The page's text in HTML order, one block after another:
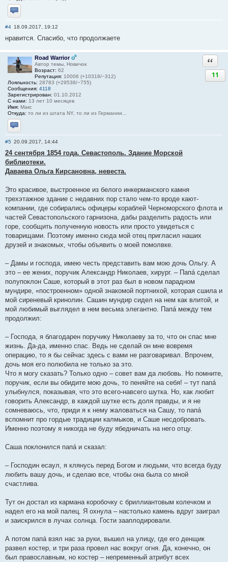
Отправить личное сообщение
#4 18.09.2017, 19:12
нравится. Спасибо, что продолжаете
Road Warrior
Автор темы, Новичок
Возраст: 62
Репутация: 10006 (+10318/−312)
Лояльность: 28783 (+29538/−755)
Сообщения: 4118
Зарегистрирован: 01.10.2012
С нами: 13 лет 10 месяцев
Имя: Макс
Откуда: то ли из штата NY, то ли из Германии...
Отправить личное сообщение
11
#5 20.09.2017, 14:44
24 сентября 1854 года. Севастополь. Здание Морской
библиотеки.
Даваева Ольга Кирсановна, невеста.
Это красивое, выстроенное из белого инкерманского камня
трехэтажное здание с недавних пор стало чем-то вроде кают-
компании, где собирались офицеры кораблей Черноморского флота и
частей Севастопольского гарнизона, дабы разделить радость или
горе, сообщить полученную новость или просто увидеться с
товарищами. Поэтому именно сюда мой отец пригласил наших
друзей и знакомых, чтобы объявить о моей помолвке.
– Дамы и господа, имею честь представить вам мою дочь Ольгу. А
это – ее жених, поручик Александр Николаев, хирург. – Папá сделал
полупоклон Саше, который в этот раз был в новом парадном
мундире, «построенном» одной знакомой портнихой, которая сшила и
мой сиреневый кринолин. Сашин мундир сидел на нем как влитой, и
мой любимый выглядел в нем весьма элегантно. Папá между тем
продолжил:
– Господа, я благодарен поручику Николаеву за то, что он спас мне
жизнь. Да-да, именно спас. Ведь не сделай он мне вовремя
операцию, то я бы сейчас здесь с вами не разговаривал. Впрочем,
дочь моя его полюбила не только за это.
Что я могу сказать? Только одно – совет вам да любовь. Но помните,
поручик, если вы обидите мою дочь, то пеняйте на себя! – тут папá
улыбнулся, показывая, что это всего-навсего шутка. Но, как любит
говорить Александр, в каждой шутке есть доля правды, и я не
сомневаюсь, что, приди я к нему жаловаться на Сашу, то папá
вспомнит про гордые традиции калмыков, и Саше несдобровать.
Именно поэтому я никогда не буду ябедничать на него отцу.
Саша поклонился папá и сказал:
– Господин есаул, я клянусь перед Богом и людьми, что всегда буду
любить вашу дочь, и сделаю все, чтобы она была со мной
счастлива.
Тут он достал из кармана коробочку с бриллиантовым колечком и
надел его на мой палец. Я охнула – настолько камень вдруг заиграл
и заискрился в лучах солнца. Гости зааплодировали.
А потом папá взял нас за руки, вышел на улицу, где его денщик
развел костер, и три раза провел нас вокруг огня. Да, конечно, он
был православным, но костер – непременный атрибут всех